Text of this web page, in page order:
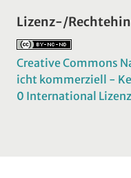
Lizenz-/
Creative Commons
icht kommerziell -
0 International Lizenz